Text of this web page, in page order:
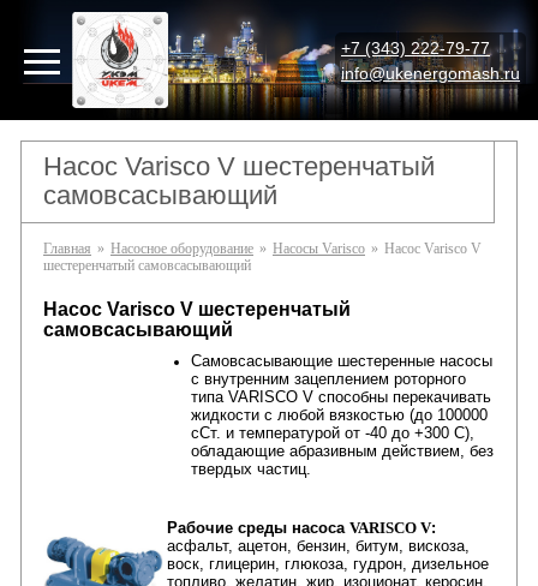
+7 (343) 222-79-77
info@ukenergomash.ru
Насос Varisco V шестеренчатый
самовсасывающий
Главная » Насосное оборудование » Насосы Varisco » Насос Varisco V
шестеренчатый самовсасывающий
Насос Varisco V шестеренчатый
самовсасывающий
Самовсасывающие шестеренные насосы
c внутренним зацеплением роторного
типа VARISCO V способны перекачивать
жидкости с любой вязкостью (до 100000
сСт. и температурой от -40 до +300 С),
обладающие абразивным действием, без
твердых частиц.
Рабочие среды насоса VARISCO V:
асфальт, ацетон, бензин, битум, вискоза,
воск, глицерин, глюкоза, гудрон, дизельное
топливо, желатин, жир, изоционат, керосин,